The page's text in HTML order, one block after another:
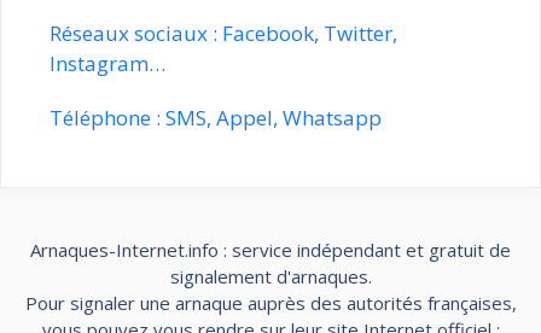
Réseaux sociaux : Facebook, Twitter,
Instagram…
Téléphone : SMS, Appel, Whatsapp
Arnaques-Internet.info : service indépendant et gratuit de
signalement d'arnaques.
Pour signaler une arnaque auprès des autorités françaises,